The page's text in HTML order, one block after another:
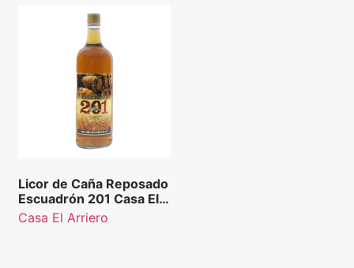
Licor de Caña Reposado
Escuadrón 201 Casa El
Arriero
Casa El Arriero